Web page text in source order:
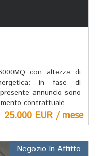
con altezza di
in fase di
annuncio sono
contrattuale....
25.000 EUR / mese
Negozio In Affitto